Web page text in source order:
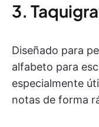
3.
Diseñado para
alfabeto para
especialmente
notas de forma